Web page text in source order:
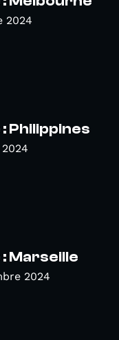
2024
Philippines
Marseille
2024